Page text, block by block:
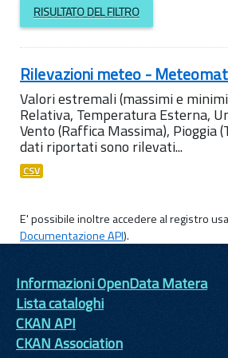
RISULTATO DEL FILTRO
Rilevazioni meteo -
Valori estremali (massimi e
Relativa, Temperatura Esterna,
Vento (Raffica Massima), Pioggia
dati riportati sono rilevati...
CSV
E' possibile inoltre accedere al registro
Documentazione API).
Informazioni OpenData Matera
Lista cataloghi
CKAN API
CKAN Association